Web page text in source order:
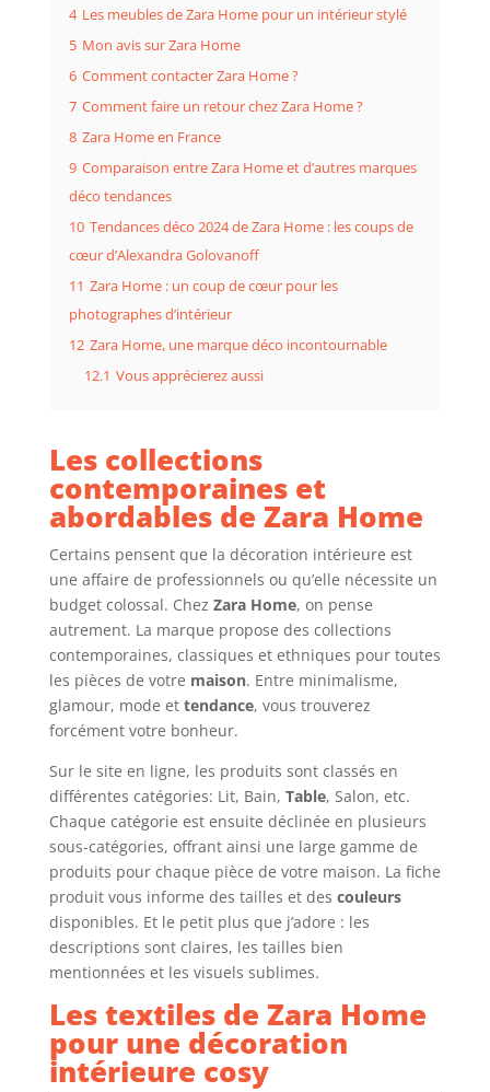
4 Les meubles de Zara Home pour un intérieur stylé
5 Mon avis sur Zara Home
6 Comment contacter Zara Home ?
7 Comment faire un retour chez Zara Home ?
8 Zara Home en France
9 Comparaison entre Zara Home et d’autres marques
déco tendances
10 Tendances déco 2024 de Zara Home : les coups de
cœur d’Alexandra Golovanoff
11 Zara Home : un coup de cœur pour les
photographes d’intérieur
12 Zara Home, une marque déco incontournable
12.1 Vous apprécierez aussi
Les collections
contemporaines et
abordables de Zara Home
Certains pensent que la décoration intérieure est
une affaire de professionnels ou qu’elle nécessite un
budget colossal. Chez Zara Home, on pense
autrement. La marque propose des collections
contemporaines, classiques et ethniques pour toutes
les pièces de votre maison. Entre minimalisme,
glamour, mode et tendance, vous trouverez
forcément votre bonheur.
Sur le site en ligne, les produits sont classés en
différentes catégories: Lit, Bain, Table, Salon, etc.
Chaque catégorie est ensuite déclinée en plusieurs
sous-catégories, offrant ainsi une large gamme de
produits pour chaque pièce de votre maison. La fiche
produit vous informe des tailles et des couleurs
disponibles. Et le petit plus que j’adore : les
descriptions sont claires, les tailles bien
mentionnées et les visuels sublimes.
Les textiles de Zara Home
pour une décoration
intérieure cosy